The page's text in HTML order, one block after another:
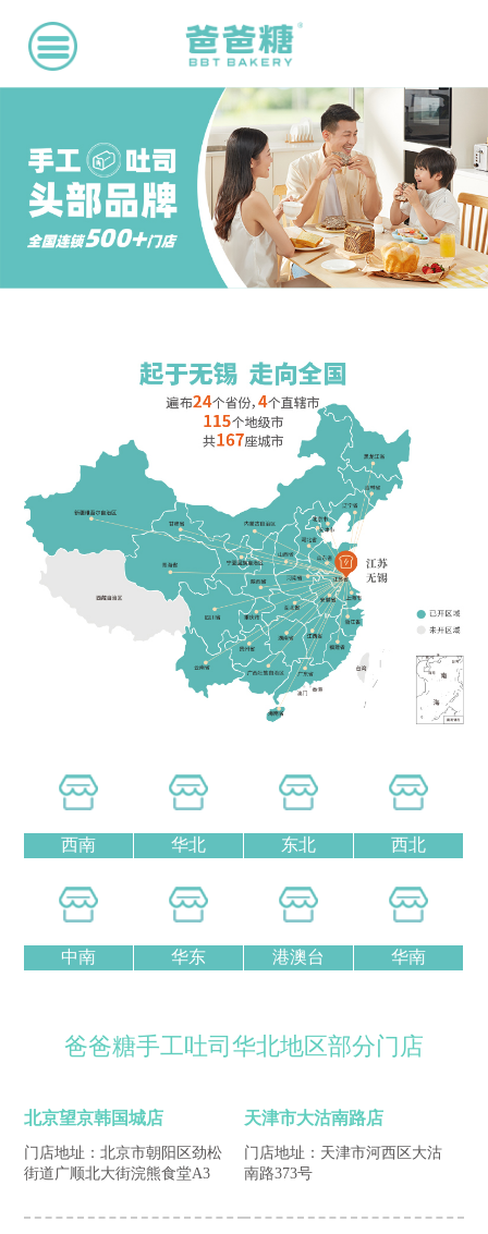
西南 华北 东北 西北
中南 华东 港澳台 华南
爸爸糖手工吐司华北地区部分门店
北京望京韩国城店
门店地址：北京市朝阳区劲松
街道广顺北大街浣熊食堂A3
天津市大沽南路店
门店地址：天津市河西区大沽
南路373号